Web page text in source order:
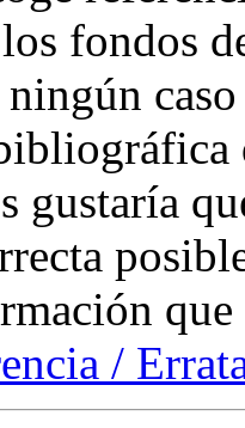
fondos
gustaría
/